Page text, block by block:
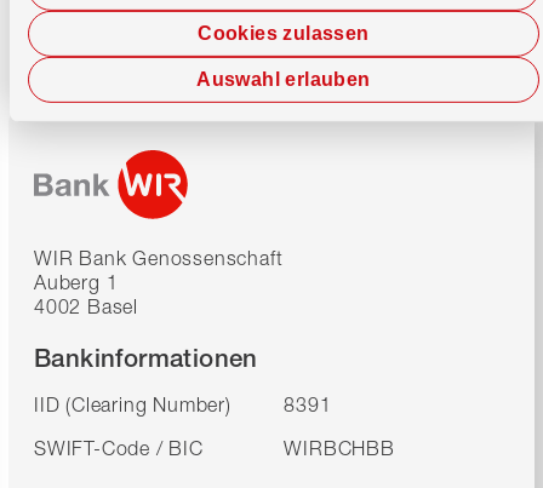
Cookies zulassen
Auswahl erlauben
WIR Bank Genossenschaft
Auberg 1
4002 Basel
Bankinformationen
IID (Clearing Number)
8391
SWIFT-Code / BIC
WIRBCHBB